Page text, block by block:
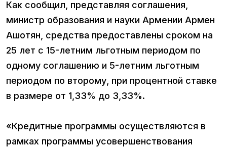
Как сообщил, представляя соглашения,
министр образования и науки Армении Армен
Ашотян, средства предоставлены сроком на
25 лет с 15-летним льготным периодом по
одному соглашению и 5-летним льготным
периодом по второму, при процентной ставке
в размере от 1,33% до 3,33%.
«Кредитные программы осуществляются в
рамках программы усовершенствования